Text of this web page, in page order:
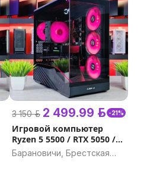
3 150 р. 2 499.99 р. -21%
Игровой компьютер
Ryzen 5 5500 / RTX 5050 /
DDR4 16GB, 32GB /
Гарантия на игровой ПК
Барановичи, Брестская